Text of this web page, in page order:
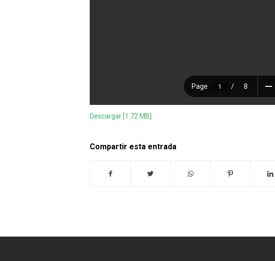
Descargar [1.72 MB]
Compartir esta entrada